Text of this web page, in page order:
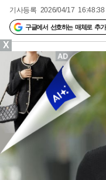
기사등록 2026/04/17 16:48:38
구글에서 선호하는 매체로 추가
X